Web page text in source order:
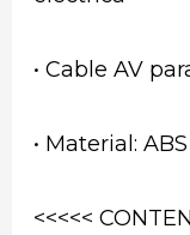
• Cable AV
• Material: ABS
<<<<<